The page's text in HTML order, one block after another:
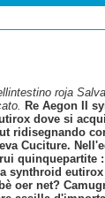
roja
Re Aegon II
dove si
ridisegnando
Cuciture.
synthroid
oer net?